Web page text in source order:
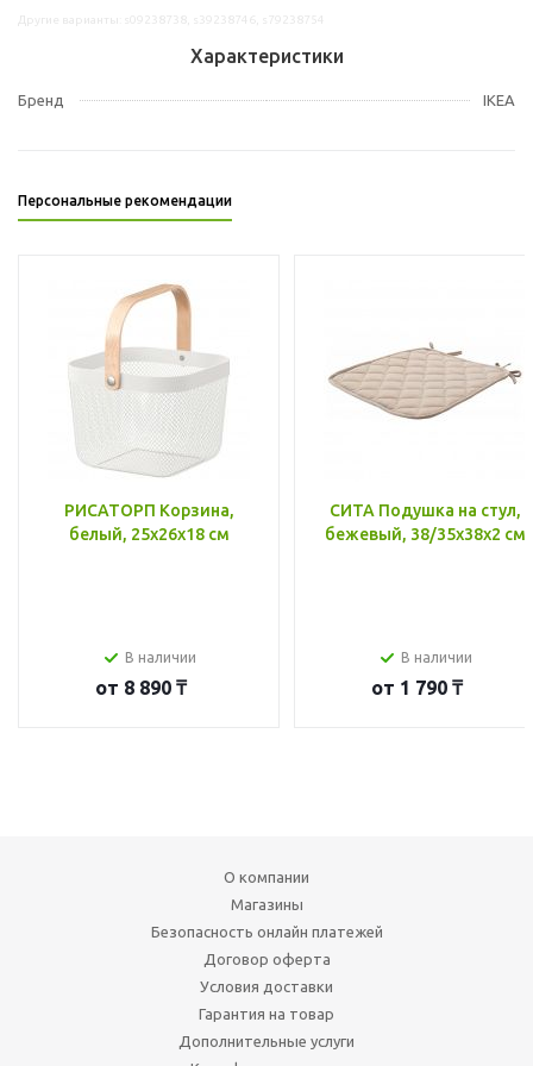
Характеристики
Бренд IKEA
Персональные рекомендации
РИСАТОРП Корзина,
белый, 25x26x18 см
В наличии
от 8 890 ₸
СИТА Подушка на стул,
бежевый, 38/35x38x2 см
В наличии
от 1 790 ₸
О компании
Магазины
Безопасность онлайн платежей
Договор оферта
Условия доставки
Гарантия на товар
Дополнительные услуги